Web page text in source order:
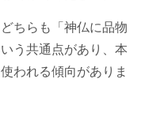
ちらも「神仏に品物
う共通点があり、本
われる傾向がありま